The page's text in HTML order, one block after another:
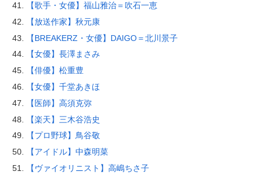
【歌手・女優】福山雅治＝吹石一恵
【放送作家】秋元康
【BREAKERZ・女優】DAIGO＝北川景子
【女優】長澤まさみ
【俳優】松重豊
【女優】千堂あきほ
【医師】高須克弥
【楽天】三木谷浩史
【プロ野球】鳥谷敬
【アイドル】中森明菜
【ヴァイオリニスト】高嶋ちさ子